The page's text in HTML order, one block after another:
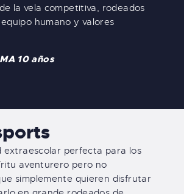
la vela competitiva, rodeados
humano y valores
10 años
extraescolar perfecta para los
aventurero pero no
simplemente quieren disfrutar